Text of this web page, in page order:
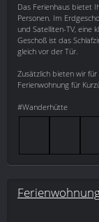
Das Ferienhaus bietet
Personen. Im
und Satelliten-TV, eine
Geschoß ist das
gleich vor der Tür.
Zusätzlich bieten wir
Ferienwohnung für
#Wanderhütte